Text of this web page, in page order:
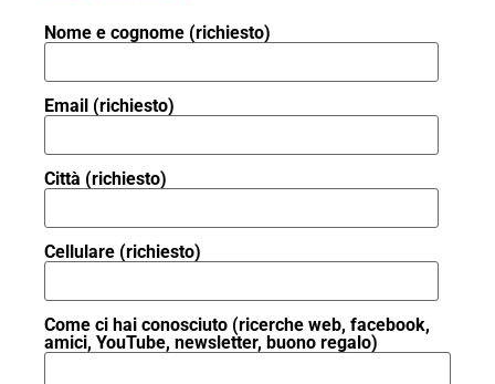
Nome e cognome (richiesto)
Email (richiesto)
Città (richiesto)
Cellulare (richiesto)
Come ci hai conosciuto (ricerche web, facebook,
amici, YouTube, newsletter, buono regalo)